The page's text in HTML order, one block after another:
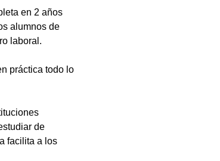
en 2 años
alumnos de
laboral.
práctica todo lo
de
facilita a los